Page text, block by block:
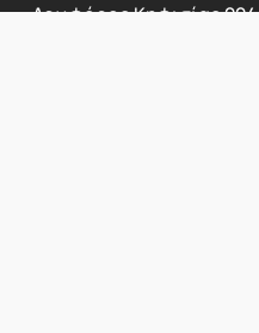
ΛεωφόροςΚηφισίας